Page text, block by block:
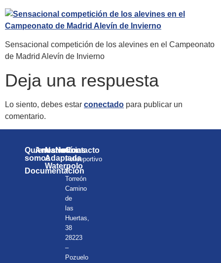
Sensacional competición de los alevines en el Campeonato
de Madrid Alevín de Invierno
Deja una respuesta
Lo siento, debes estar conectado para publicar un
comentario.
Quienes
somos
Documentación
Anuarios
Natación
Adaptada
Waterpolo
Noticias
Contacto
Polideportivo
el
Torreón
Camino
de
las
Huertas,
38
28223
–
Pozuelo